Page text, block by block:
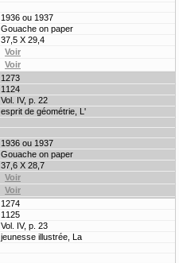
1936 ou 1937
Gouache on paper
37,5 X 29,4
1273
1124
Vol. IV, p. 22
esprit de géométrie, L'
1936 ou 1937
Gouache on paper
37,6 X 28,7
1274
1125
Vol. IV, p. 23
jeunesse illustrée, La